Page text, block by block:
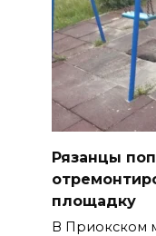
Рязанцы
площадку
В Приокском